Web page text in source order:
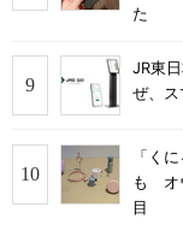
た
JR東
ぜ、ス
「く
も オ
目